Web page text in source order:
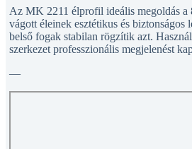
Az MK 2211 élprofil ideális megoldás a
vágott éleinek esztétikus és
belső fogak stabilan rögzítik azt.
szerkezet professzionális megjelenést
—